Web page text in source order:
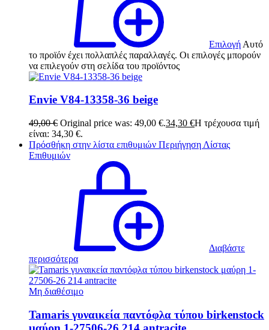
Επιλογή Αυτό
το προϊόν έχει πολλαπλές παραλλαγές. Οι επιλογές μπορούν
να επιλεγούν στη σελίδα του προϊόντος
Envie V84-13358-36 beige
49,00€ Original price was: 49,00 €.34,30 €Η τρέχουσα τιμή
είναι: 34,30 €.
Πρόσθήκη στην λίστα επιθυμιών Περιήγηση Λίστας
Επιθυμιών
Διαβάστε
περισσότερα
Μη διαθέσιμο
Tamaris γυναικεία παντόφλα τύπου birkenstock